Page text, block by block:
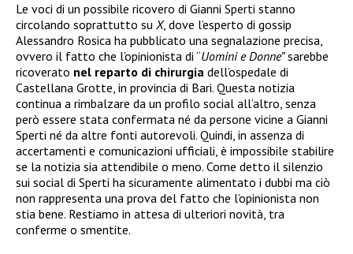
Le voci di un possibile ricovero di Gianni Sperti stanno
circolando soprattutto su X, dove l’esperto di gossip
Alessandro Rosica ha pubblicato una segnalazione precisa,
ovvero il fatto che l’opinionista di “Uomini e Donne”sarebbe
ricoverato nel reparto di chirurgia dell’ospedale di
Castellana Grotte, in provincia di Bari. Questa notizia
continua a rimbalzare da un profilo social all’altro, senza
però essere stata confermata né da persone vicine a Gianni
Sperti né da altre fonti autorevoli. Quindi, in assenza di
accertamenti e comunicazioni ufficiali, è impossibile stabilire
se la notizia sia attendibile o meno. Come detto il silenzio
sui social di Sperti ha sicuramente alimentato i dubbi ma ciò
non rappresenta una prova del fatto che l’opinionista non
stia bene. Restiamo in attesa di ulteriori novità, tra
conferme o smentite.